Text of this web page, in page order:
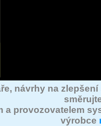
návrhy na
a provozovatelem
výrobce